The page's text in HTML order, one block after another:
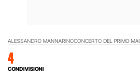
ALESSANDRO MANNARINOCONCERTO DEL PRIMO
4
CONDIVISIONI